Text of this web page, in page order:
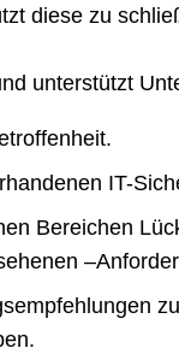
diese zu
unterstützt
IT-
Bereichen